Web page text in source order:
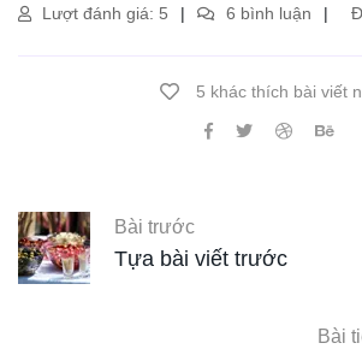
Lượt đánh giá: 5 6 bình luận
5 khác thích bài viết
Bài trước
Tựa bài viết trước
Bài